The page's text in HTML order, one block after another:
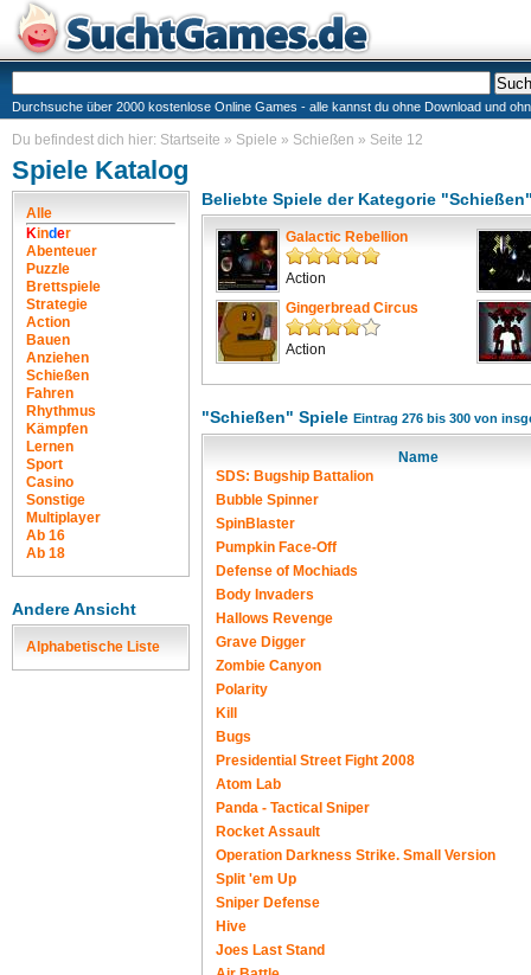
Durchsuche über 2000 kostenlose Online Games - alle kannst du ohne Download und
Du befindest dich hier: Startseite » Spiele » Schießen » Seite 12
Spiele Katalog
Alle
Kinder
Abenteuer
Puzzle
Brettspiele
Strategie
Action
Bauen
Anziehen
Schießen
Fahren
Rhythmus
Kämpfen
Lernen
Sport
Casino
Sonstige
Multiplayer
Ab 16
Ab 18
Andere Ansicht
Alphabetische Liste
Beliebte Spiele der Kategorie
Galactic Rebellion
Action
Gingerbread Circus
Action
"Schießen" Spiele Eintrag 276 bis 300 von
Name
SDS: Bugship Battalion
Bubble Spinner
SpinBlaster
Pumpkin Face-Off
Defense of Mochiads
Body Invaders
Hallows Revenge
Grave Digger
Zombie Canyon
Polarity
Kill
Bugs
Presidential Street Fight 2008
Atom Lab
Panda - Tactical Sniper
Rocket Assault
Operation Darkness Strike. Small Version
Split 'em Up
Sniper Defense
Hive
Joes Last Stand